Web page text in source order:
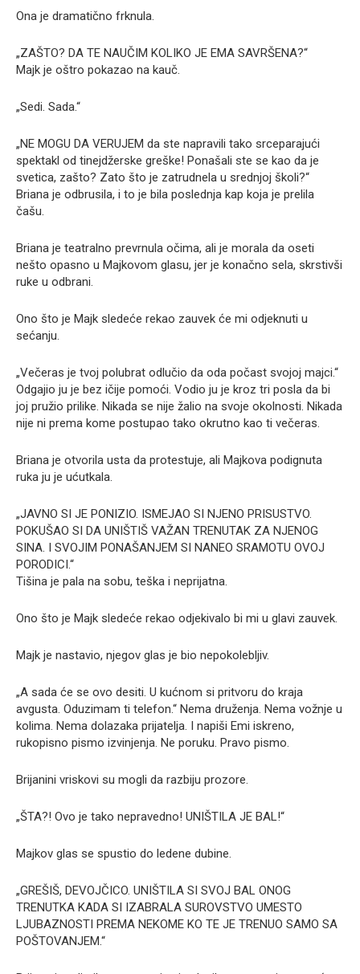
Ona je dramatično frknula.
„ZAŠTO? DA TE NAUČIM KOLIKO JE EMA SAVRŠENA?“
Majk je oštro pokazao na kauč.
„Sedi. Sada.“
„NE MOGU DA VERUJEM da ste napravili tako srceparajući
spektakl od tinejdžerske greške! Ponašali ste se kao da je
svetica, zašto? Zato što je zatrudnela u srednjoj školi?“
Briana je odbrusila, i to je bila poslednja kap koja je prelila
čašu.
Briana je teatralno prevrnula očima, ali je morala da oseti
nešto opasno u Majkovom glasu, jer je konačno sela, skrstivši
ruke u odbrani.
Ono što je Majk sledeće rekao zauvek će mi odjeknuti u
sećanju.
„Večeras je tvoj polubrat odlučio da oda počast svojoj majci.“
Odgajio ju je bez ičije pomoći. Vodio ju je kroz tri posla da bi
joj pružio prilike. Nikada se nije žalio na svoje okolnosti. Nikada
nije ni prema kome postupao tako okrutno kao ti večeras.
Briana je otvorila usta da protestuje, ali Majkova podignuta
ruka ju je ućutkala.
„JAVNO SI JE PONIZIO. ISMEJAO SI NJENO PRISUSTVO.
POKUŠAO SI DA UNIŠTIŠ VAŽAN TRENUTAK ZA NJENOG
SINA. I SVOJIM PONAŠANJEM SI NANEO SRAMOTU OVOJ
PORODICI.“
Tišina je pala na sobu, teška i neprijatna.
Ono što je Majk sledeće rekao odjekivalo bi mi u glavi zauvek.
Majk je nastavio, njegov glas je bio nepokolebljiv.
„A sada će se ovo desiti. U kućnom si pritvoru do kraja
avgusta. Oduzimam ti telefon.“ Nema druženja. Nema vožnje u
kolima. Nema dolazaka prijatelja. I napiši Emi iskreno,
rukopisno pismo izvinjenja. Ne poruku. Pravo pismo.
Brijanini vriskovi su mogli da razbiju prozore.
„ŠTA?! Ovo je tako nepravedno! UNIŠTILA JE BAL!“
Majkov glas se spustio do ledene dubine.
„GREŠIŠ, DEVOJČICO. UNIŠTILA SI SVOJ BAL ONOG
TRENUTKA KADA SI IZABRALA SUROVSTVO UMESTO
LJUBAZNOSTI PREMA NEKOME KO TE JE TRENUO SAMO SA
POŠTOVANJEM.“